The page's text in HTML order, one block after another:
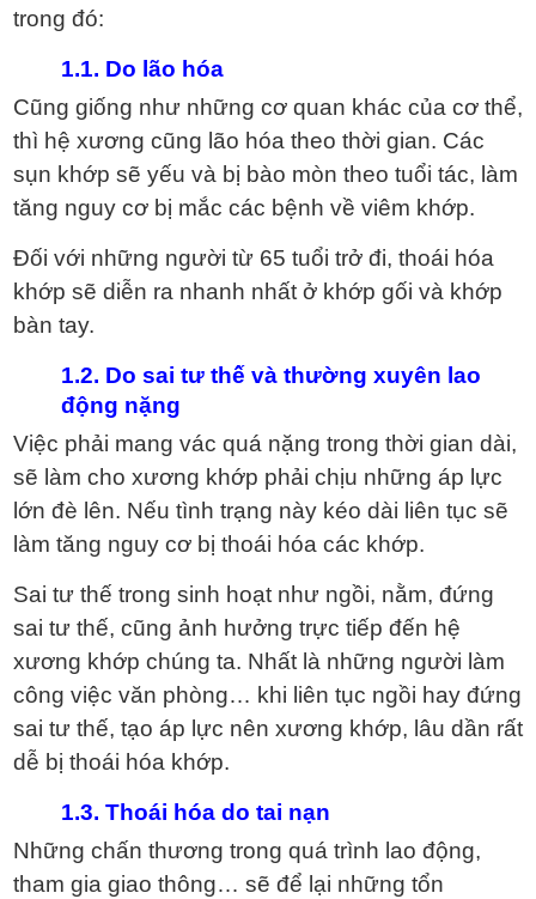
trong đó:
1.1. Do lão hóa
Cũng giống như những cơ quan khác của cơ thể,
thì hệ xương cũng lão hóa theo thời gian. Các
sụn khớp sẽ yếu và bị bào mòn theo tuổi tác, làm
tăng nguy cơ bị mắc các bệnh về viêm khớp.
Đối với những người từ 65 tuổi trở đi, thoái hóa
khớp sẽ diễn ra nhanh nhất ở khớp gối và khớp
bàn tay.
1.2. Do sai tư thế và thường xuyên lao
động nặng
Việc phải mang vác quá nặng trong thời gian dài,
sẽ làm cho xương khớp phải chịu những áp lực
lớn đè lên. Nếu tình trạng này kéo dài liên tục sẽ
làm tăng nguy cơ bị thoái hóa các khớp.
Sai tư thế trong sinh hoạt như ngồi, nằm, đứng
sai tư thế, cũng ảnh hưởng trực tiếp đến hệ
xương khớp chúng ta. Nhất là những người làm
công việc văn phòng… khi liên tục ngồi hay đứng
sai tư thế, tạo áp lực nên xương khớp, lâu dần rất
dễ bị thoái hóa khớp.
1.3. Thoái hóa do tai nạn
Những chấn thương trong quá trình lao động,
tham gia giao thông… sẽ để lại những tổn